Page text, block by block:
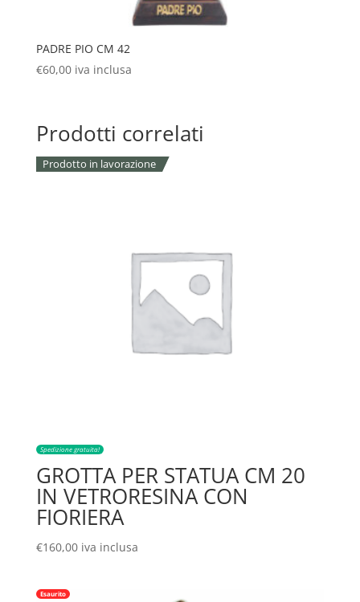
PADRE PIO CM 42
€60,00 iva inclusa
Prodotti correlati
Prodotto in lavorazione
Spedizione gratuita!
GROTTA PER STATUA CM 20
IN VETRORESINA CON
FIORIERA
€160,00 iva inclusa
Esaurito